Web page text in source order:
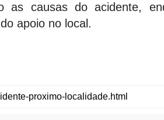
as causas do acidente,
apoio no local.